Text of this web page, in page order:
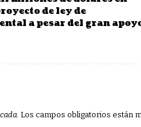
de ley de
a pesar del gran
Los campos obligatorios están